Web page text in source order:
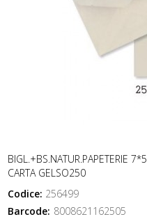
BIGL.+BS.NATUR.PAPETERIE
CARTA GELSO250
Codice: 256499
Barcode: 8008621162505